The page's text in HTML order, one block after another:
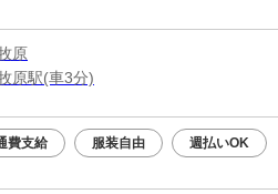
原
原駅(車3分)
費支給 服装自由 週払いOK